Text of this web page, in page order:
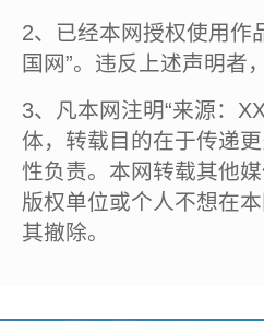
2、已经本网授权使用作
国网”。违反上述声明者
3、凡本网注明“来源：
体，转载目的在于传递
性负责。本网转载其他
版权单位或个人不想在
其撤除。